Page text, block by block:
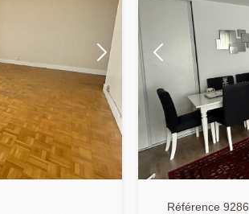
Référence 9286